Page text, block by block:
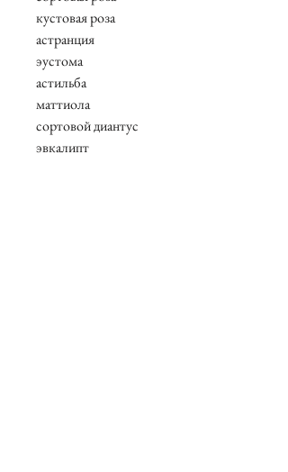
кустовая роза
астранция
эустома
астильба
маттиола
сортовой диантус
эвкалипт